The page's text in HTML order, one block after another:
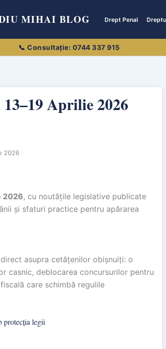
MIHAI BLOG Drept Penal
Aprilie 2026
2026
2026, cu noutățile legislative publicate
și sfaturi practice pentru apărarea
asupra cetățenilor obișnuiți: o
casnic, deblocarea concursurilor pentru
care schimbă regulile
protecția legii